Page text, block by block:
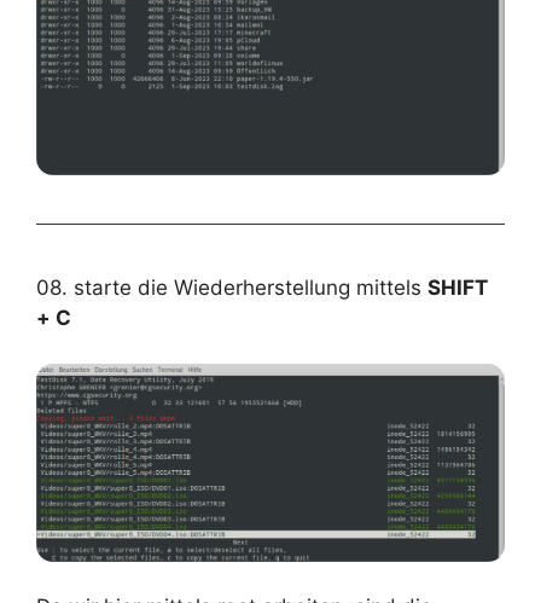
08. starte die Wiederherstellung mittels SHIFT
+ C